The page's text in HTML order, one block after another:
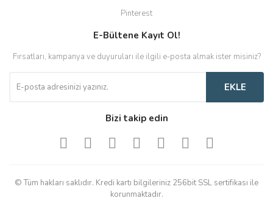
Pinterest
E-Bültene Kayıt Ol!
Fırsatları, kampanya ve duyuruları ile ilgili e-posta almak ister misiniz?
EKLE
Bizi takip edin
© Tüm hakları saklıdır. Kredi kartı bilgileriniz 256bit SSL sertifikası ile
korunmaktadır.